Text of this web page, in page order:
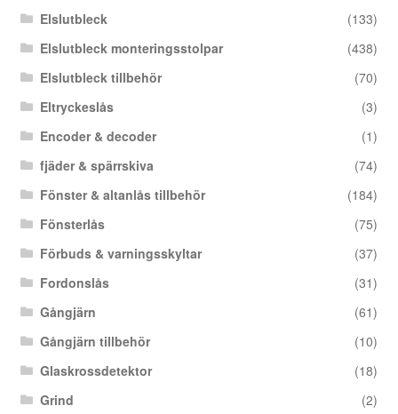
Elslutbleck
(133)
Elslutbleck monteringsstolpar
(438)
Elslutbleck tillbehör
(70)
Eltryckeslås
(3)
Encoder & decoder
(1)
fjäder & spärrskiva
(74)
Fönster & altanlås tillbehör
(184)
Fönsterlås
(75)
Förbuds & varningsskyltar
(37)
Fordonslås
(31)
Gångjärn
(61)
Gångjärn tillbehör
(10)
Glaskrossdetektor
(18)
Grind
(2)